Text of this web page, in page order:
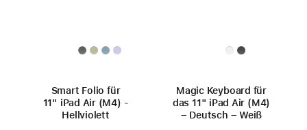
Smart Folio für
11" iPad Air (M4) -
Hellviolett
Magic Keyboard für
das 11" iPad Air (M4)
– Deutsch – Weiß